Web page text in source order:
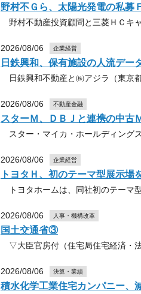
野村不Ｇら、太陽光発電の私募
野村不動産投資顧問と三菱ＨＣキ
2026/08/06 企業経営
日鉄興和、保有施設の人流デー
日鉄興和不動産と㈱アジラ（東京
2026/08/06 不動産金融
スターＭ、ＤＢＪと連携の中古
スター・マイカ・ホールディング
2026/08/06 企業経営
トヨタＨ、初のテーマ型展示場
トヨタホームは、同社初のテー
2026/08/06 人事・機構改革
国土交通省③
▽大臣官房付（住宅局住宅経済・
2026/08/06 決算・業績
積水化学工業住宅カンパニー、